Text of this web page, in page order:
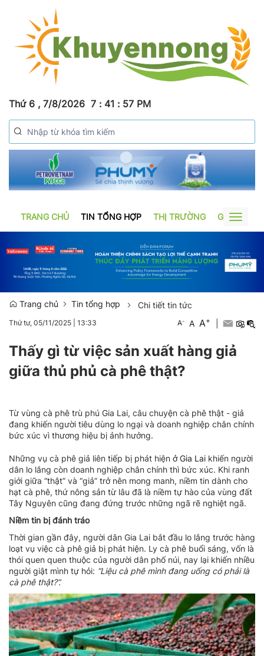
Thứ 6 , 7/8/2026 7 : 41 : 58 PM
TRANG CHỦ TIN TỔNG HỢP THỊ TRƯỜNG GƯƠNG
Toggle
Trang chủ Tin tổng hợp Chi tiết tin tức
Thứ tư, 05/11/2025 13:33 A- A A+
Thấy gì từ việc sản xuất hàng giả
giữa thủ phủ cà phê thật?
Từ vùng cà phê trù phú Gia Lai, câu chuyện cà phê thật - giả
đang khiến người tiêu dùng lo ngại và doanh nghiệp chân chính
bức xúc vì thương hiệu bị ảnh hưởng.
Những vụ cà phê giả liên tiếp bị phát hiện ở Gia Lai khiến người
dân lo lắng còn doanh nghiệp chân chính thì bức xúc. Khi ranh
giới giữa “thật” và “giả” trở nên mong manh, niềm tin dành cho
hạt cà phê, thứ nông sản từ lâu đã là niềm tự hào của vùng đất
Tây Nguyên cũng đang đứng trước những ngã rẽ nghiệt ngã.
Niềm tin bị đánh tráo
Thời gian gần đây, người dân Gia Lai bắt đầu lo lắng trước hàng
loạt vụ việc cà phê giả bị phát hiện. Ly cà phê buổi sáng, vốn là
thói quen quen thuộc của người dân phố núi, nay lại khiến nhiều
người giật mình tự hỏi: “Liệu cà phê mình đang uống có phải là
cà phê thật?”.